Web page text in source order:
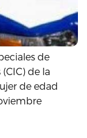
de
de la
de edad